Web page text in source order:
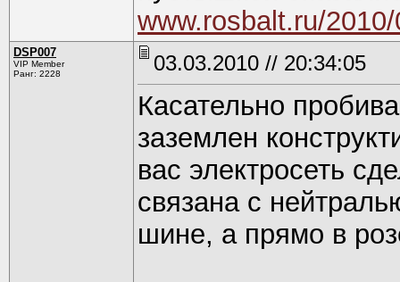
www.rosbalt.ru/
DSP007
VIP Member
Ранг: 2228
03.03.2010 // 20:34:05
Касательно
заземлен
вас электросеть
связана с
шине, а прямо в